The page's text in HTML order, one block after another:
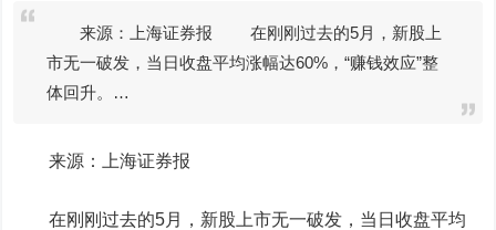
来源：上海证券报 在刚刚过去的5月，新股上
市无一破发，当日收盘平均涨幅达60%，“赚钱效应”整
体回升。…
来源：上海证券报
在刚刚过去的5月，新股上市无一破发，当日收盘平均